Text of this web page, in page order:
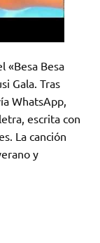
«Besa Besa
Gala. Tras
WhatsApp,
escrita con
La canción
y